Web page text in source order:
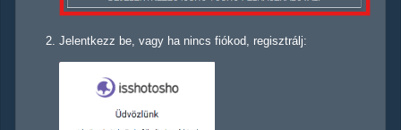
Jelentkezz be, vagy ha nincs fiókod, regisztrálj: